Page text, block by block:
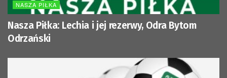
NASZA PIŁKA
Nasza Piłka: Lechia i jej rezerwy, Odra Bytom
Odrzański